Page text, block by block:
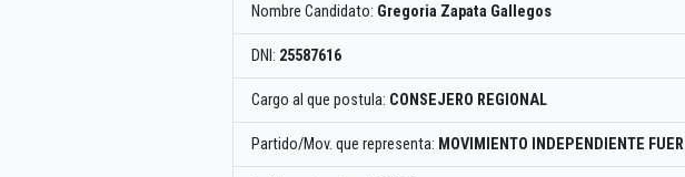
Nombre Candidato: Gregoria Zapata Gallegos
DNI: 25587616
Cargo al que postula: CONSEJERO REGIONAL
Partido/Mov. que representa: MOVIMIENTO INDEPENDIENTE